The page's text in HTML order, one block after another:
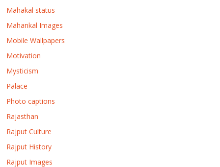
Mahakal status
Mahankal Images
Mobile Wallpapers
Motivation
Mysticism
Palace
Photo captions
Rajasthan
Rajput Culture
Rajput History
Rajput Images